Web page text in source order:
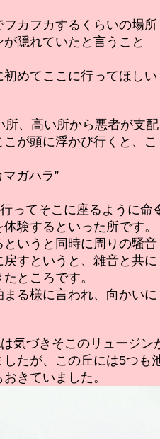
カフカするくらいの場所
隠れていたと言うこと
めてここに行ってほしい
、高い所から悪者が支配
が頭に浮かび行くと、こ
ガハラ”
ってそこに座るように命
験するといった所です。
いうと同時に周りの騒音
すというと、雑音と共に
ところです。
る様に言われ、向かいに
気づきそこのリュージン
たが、この丘には5つも
きていました。